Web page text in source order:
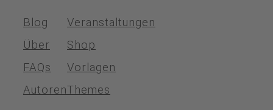
Blog
Über
FAQs
Autoren
Veranstaltungen
Shop
Vorlagen
Themes